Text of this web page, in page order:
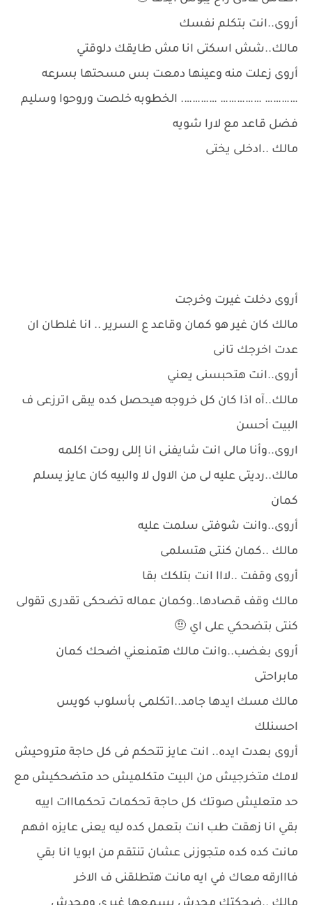
أروى..انت بتكلم نفسك
مالك..شش اسكتى انا مش طايقك دلوقتي
أروى زعلت منه وعينها دمعت بس مسحتها بسرعه
………… …………… …………. الخطوبه خلصت وروحوا وسليم
فضل قاعد مع لارا شويه
مالك ..ادخلى يختى
أروى دخلت غيرت وخرجت
مالك كان غير هو كمان وقاعد ع السرير .. انا غلطان ان
عدت اخرجك تانى
أروى..انت هتحبسنى يعني
مالك..آه اذا كان كل خروجه هيحصل كده يبقى اترزعى ف
البيت أحسن
اروى..وأنا مالى انت شايفنى انا إللى روحت اكلمه
مالك..رديتى عليه لى من الاول لا والبيه كان عايز يسلم
كمان
أروى..وانت شوفتى سلمت عليه
مالك ..كمان كنتى هتسلمى
أروى وقفت ..لااا انت بتلكك بقا
مالك وقف قصادها..وكمان عماله تضحكى تقدرى تقولى
كنتى بتضحكي على اي 🤨
أروى بغضب..وانت مالك هتمنعني اضحك كمان
مابراحتى
مالك مسك ايدها جامد..اتكلمى بأسلوب كويس
احسنلك
أروى بعدت ايده.. انت عايز تتحكم فى كل حاجة متروحيش
لامك متخرجيش من البيت متكلميش حد متضحكيش مع
حد متعليش صوتك كل حاجة تحكمات تحكمااات اييه
بقي انا زهقت طب انت بتعمل كده ليه يعنى عايزه افهم
مانت كده كده متجوزنى عشان تنتقم من ابويا انا بقي
فااارقه معاك في ايه مانت هتطلقنى ف الاخر